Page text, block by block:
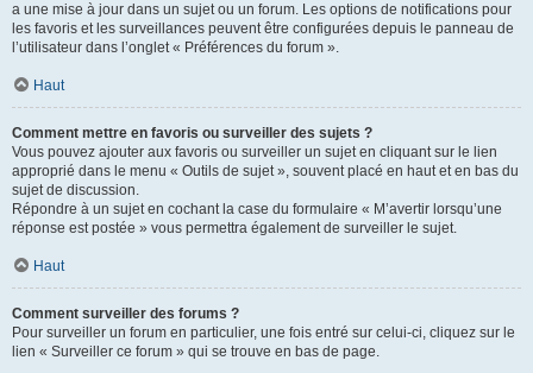
a une mise à jour dans un sujet ou un forum. Les options de notifications pour
les favoris et les surveillances peuvent être configurées depuis le panneau de
l’utilisateur dans l’onglet « Préférences du forum ».
Haut
Comment mettre en favoris ou surveiller des sujets ?
Vous pouvez ajouter aux favoris ou surveiller un sujet en cliquant sur le lien
approprié dans le menu « Outils de sujet », souvent placé en haut et en bas du
sujet de discussion.
Répondre à un sujet en cochant la case du formulaire « M’avertir lorsqu’une
réponse est postée » vous permettra également de surveiller le sujet.
Haut
Comment surveiller des forums ?
Pour surveiller un forum en particulier, une fois entré sur celui-ci, cliquez sur le
lien « Surveiller ce forum » qui se trouve en bas de page.